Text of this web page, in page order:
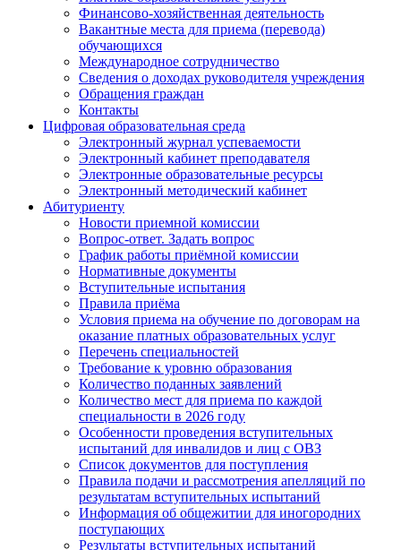
Финансово-хозяйственная деятельность
Вакантные места для приема (перевода)
обучающихся
Международное сотрудничество
Сведения о доходах руководителя учреждения
Обращения граждан
Контакты
Цифровая образовательная среда
Электронный журнал успеваемости
Электронный кабинет преподавателя
Электронные образовательные ресурсы
Электронный методический кабинет
Абитуриенту
Новости приемной комиссии
Вопрос-ответ. Задать вопрос
График работы приёмной комиссии
Нормативные документы
Вступительные испытания
Правила приёма
Условия приема на обучение по договорам на
оказание платных образовательных услуг
Перечень специальностей
Требование к уровню образования
Количество поданных заявлений
Количество мест для приема по каждой
специальности в 2026 году
Особенности проведения вступительных
испытаний для инвалидов и лиц с ОВЗ
Список документов для поступления
Правила подачи и рассмотрения апелляций по
результатам вступительных испытаний
Информация об общежитии для иногородних
поступающих
Результаты вступительных испытаний